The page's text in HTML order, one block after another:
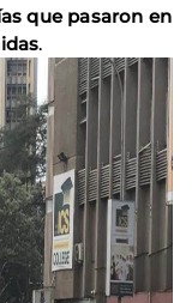
que pasaron en
.